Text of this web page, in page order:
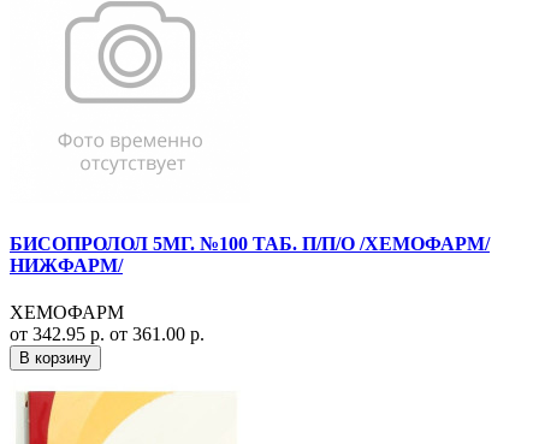
БИСОПРОЛОЛ 5МГ. №100 ТАБ. П/П/О /ХЕМОФАРМ/
НИЖФАРМ/
ХЕМОФАРМ
от 342.95 р. от 361.00 р.
В корзину